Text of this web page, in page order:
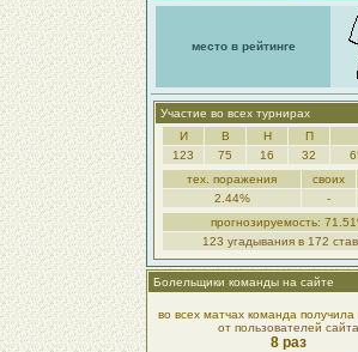
место в рейтинге
Участие во всех турнирах
И
В Н П
123
75 16 32
тех. поражения
своих
2.44%
-
прогнозируемость:
123 угадывания в 172
Болельщики команды на сайте
во всех матчах команда получила
от пользователей сайта
8 раз